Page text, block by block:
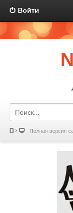
Войти
Полная версия